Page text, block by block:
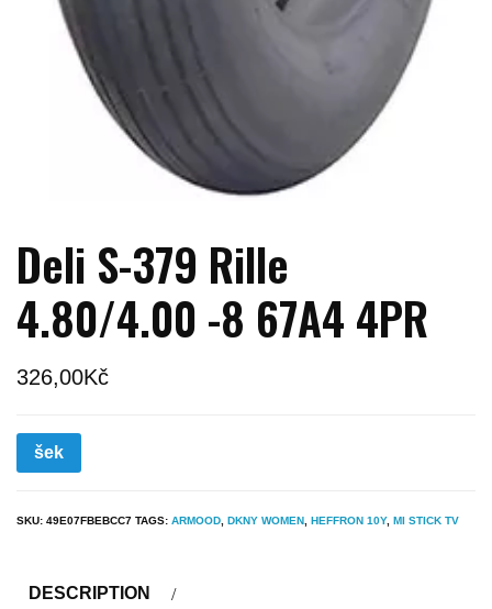
Deli S-379 Rille
4.80/4.00 -8 67A4 4PR
326,00Kč
šek
SKU: 49E07FBEBCC7 TAGS: ARMOOD DKNY WOMEN HEFFRON 10Y, MI STICK TV
DESCRIPTION